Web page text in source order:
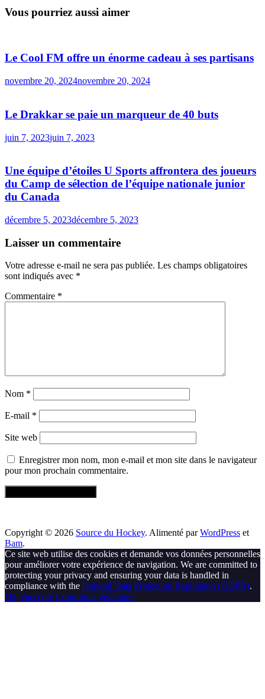
Vous pourriez aussi aimer
Le Cool FM offre un énorme cadeau à ses partisans
novembre 20, 2024novembre 20, 2024
Le Drakkar se paie un marqueur de 40 buts
juin 7, 2023juin 7, 2023
Une équipe d’étoiles U Sports affrontera des joueurs
du Camp de sélection de l’équipe nationale junior
du Canada
décembre 5, 2023décembre 5, 2023
Laisser un commentaire
Votre adresse e-mail ne sera pas publiée. Les champs obligatoires
sont indiqués avec *
Commentaire *
Nom *
E-mail *
Site web
Enregistrer mon nom, mon e-mail et mon site dans le navigateur
pour mon prochain commentaire.
Copyright © 2026 Source du Hockey. Alimenté parWordPress et
Bam.
Ce site web utilise des cookies et demande vos données personnelles
pour améliorer votre expérience de navigation. We are committed to
protecting your privacy and ensuring your data is handled in
compliance with the General Data Protection Regulation (GDPR).
Ok, j'accepte Conditions générales